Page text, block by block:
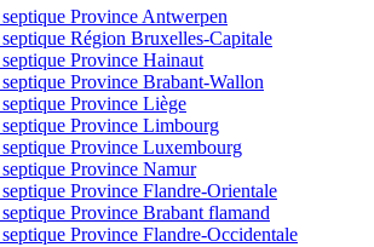
Province Antwerpen
Région Bruxelles-Capitale
Province Hainaut
Province Brabant-Wallon
Province Liège
Province Limbourg
Province Luxembourg
Province Namur
Province Flandre-Orientale
Province Brabant flamand
Province Flandre-Occidentale